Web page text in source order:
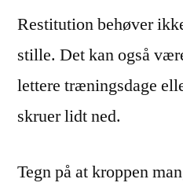
Restitution behøver
stille. Det kan også
lettere træningsdage
skruer lidt ned.
Tegn på at kroppen